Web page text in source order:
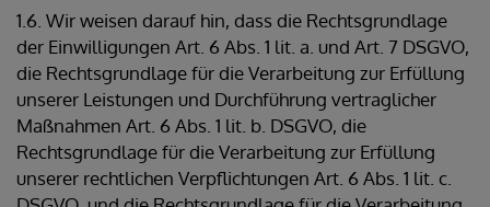
1.6. Wir weisen darauf hin, dass die Rechtsgrundlage
der Einwilligungen Art. 6 Abs. 1 lit. a. und Art. 7 DSGVO,
die Rechtsgrundlage für die Verarbeitung zur Erfüllung
unserer Leistungen und Durchführung vertraglicher
Maßnahmen Art. 6 Abs. 1 lit. b. DSGVO, die
Rechtsgrundlage für die Verarbeitung zur Erfüllung
unserer rechtlichen Verpflichtungen Art. 6 Abs. 1 lit. c.